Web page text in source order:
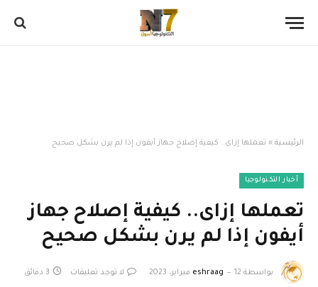
الرئيسية » تعملها إزاى.. كيفية إصلاح جهاز أيفون إذا لم يرن بشكل صحيح
أخبار التكنولوجيا
تعملها إزاى.. كيفية إصلاح جهاز
أيفون إذا لم يرن بشكل صحيح
بواسطة eshraag 12 فبراير، 2023 لا توجد تعليقات 3 دقائق